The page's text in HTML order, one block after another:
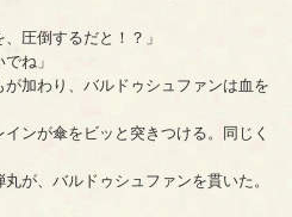
圧倒するだと！？」
ね」
加わり、バルドゥシュファンは血を
ンが傘をビッと突きつける。同じく
が、バルドゥシュファンを貫いた。